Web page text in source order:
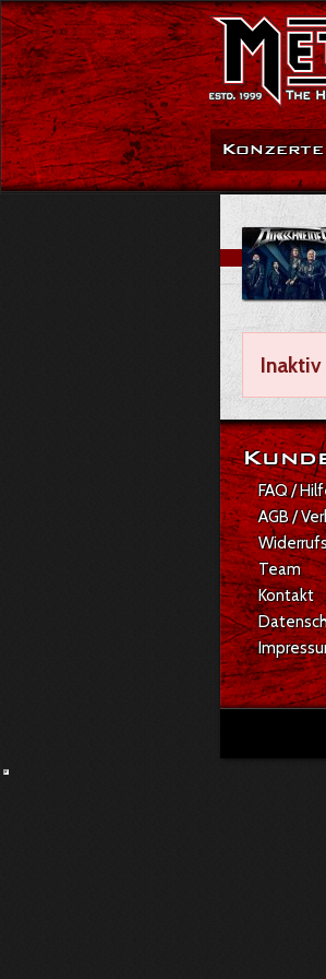
Konzerte
Inaktiv
FAQ /
AGB /
Team
Kontakt